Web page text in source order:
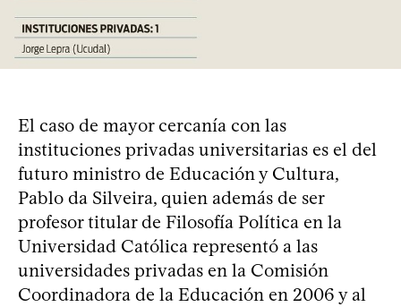
El caso de mayor cercanía con las
instituciones privadas universitarias es el del
futuro ministro de Educación y Cultura,
Pablo da Silveira, quien además de ser
profesor titular de Filosofía Política en la
Universidad Católica representó a las
universidades privadas en la Comisión
Coordinadora de la Educación en 2006 y al